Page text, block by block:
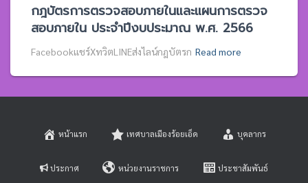
กฎบัตรการตรวจสอบภายในและแผนการตรวจ
สอบภายใน ประจำปีงบประมาณ พ.ศ. 2566
Facebookแชร์XทวิตLINEส่งไลน์กฎบัตรก Read more
หน้าแรก เทศบาลเมืองร้อยเอ็ด บุคลากร
ประกาศ หน่วยงานราชการ ประชาสัมพันธ์